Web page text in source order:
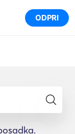
ODPRI